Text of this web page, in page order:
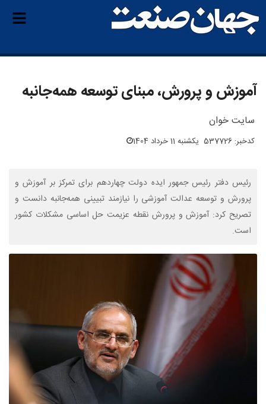
آموزش و پرورش، مبنای توسعه همه‌جانبه
سایت خوان
کدخبر: 537726 یکشنبه 11 خرداد 1404
رئیس دفتر رئیس جمهور ایده دولت چهاردهم برای تمرکز بر آموزش و
پرورش و توسعه عدالت آموزشی را نیازمند تبیینی همه‌جانبه دانست و
تصریح کرد: آموزش و پرورش نقطه عزیمت حل اساسی مشکلات کشور
است.